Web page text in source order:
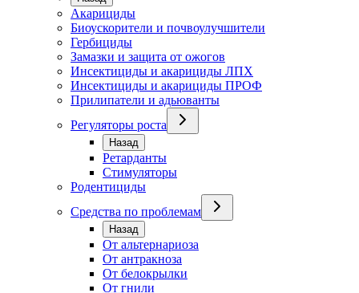
Акарициды
Биоускорители и почвоулучшители
Гербициды
Замазки и защита от ожогов
Инсектициды и акарициды ЛПХ
Инсектициды и акарициды ПРОФ
Прилипатели и адьюванты
Регуляторы роста
Назад
Ретарданты
Стимуляторы
Родентициды
Средства по проблемам
Назад
От альтернариоза
От антракноза
От белокрылки
От гнили